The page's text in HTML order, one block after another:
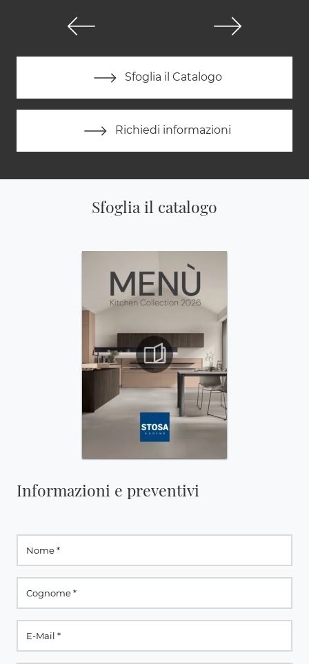
Sfoglia il Catalogo
Richiedi informazioni
Sfoglia il catalogo
Informazioni e preventivi